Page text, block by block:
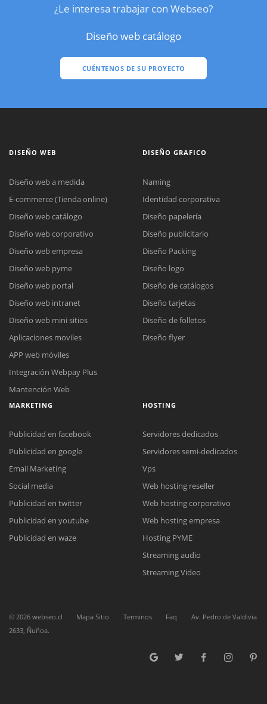
¿Le interesa trabajar con Webseo?
Diseño web catálogo
CUÉNTENOS DE SU PROYECTO
Reunión online
Nuestros ejecutivos le enviarán un correo electrónico con el enlace a
Meet para la reunión online.
Cotización
Complete el formulario y nos contactaremos a la brevedad.
Chat Online
para enviarnos un correo electrónico con sus datos personales.
DISEÑO WEB
Diseño web a medida
E-commerce (Tienda online)
Diseño web catálogo
Diseño web corporativo
Diseño web empresa
Diseño web pyme
Diseño web portal
Diseño web intranet
Diseño web mini sitios
Aplicaciones moviles
APP web móviles
Integración Webpay Plus
Mantención Web
DISEÑO GRAFICO
Naming
Identidad corporativa
Diseño papelería
Diseño publicitario
Diseño Packing
Diseño logo
Diseño de catálogos
Diseño tarjetas
Diseño de folletos
Diseño flyer
MARKETING
Publicidad en facebook
Publicidad en google
Email Marketing
Social media
Publicidad en twitter
Publicidad en youtube
Publicidad en waze
HOSTING
Servidores dedicados
Servidores semi-dedicados
Vps
Web hosting reseller
Web hosting corporativo
Web hosting empresa
Hosting PYME
Streaming audio
Streaming Video
© 2026 webseo.cl Mapa Sitio Terminos Faq
Av. Pedro de Valdivia
2633, Ñuñoa.